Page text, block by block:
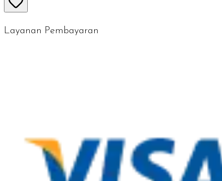
Layanan Pembayaran